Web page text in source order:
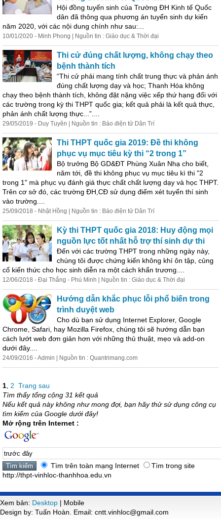
Hội đồng tuyển sinh của Trường ĐH Kinh tế Quốc
dân đã thông qua phương án tuyển sinh dự kiến
năm 2020, với các nội dung chính như sau:...
10/01/2020 - Minh Phong | Nguồn tin : Giáo dục & Thời đại
Thi cử đúng chất lượng, không chạy theo
bệnh thành tích
“Thi cử phải mang tính chất trung thực và phản ánh
đúng chất lượng dạy và học; Thanh Hóa không
chạy theo bệnh thành tích, không đặt nặng việc xếp thứ hạng đối với
các trường trong kỳ thi THPT quốc gia; kết quả phải là kết quả thực,
phản ánh chất lượng thực...”....
29/05/2019 - Duy Tuyên | Nguồn tin : Báo điện tử Dân Trí
Thi THPT quốc gia 2019: Đề thi không
phục vụ mục tiêu kỳ thi “2 trong 1”
Bộ trưởng Bộ GD&ĐT Phùng Xuân Nhạ cho biết,
năm tới, đề thi không phục vụ mục tiêu kì thi "2
trong 1" mà phục vụ đánh giá thực chất chất lượng dạy và học THPT.
Trên cơ sở đó, các trường ĐH,CĐ sử dụng điểm xét tuyển thí sinh
vào trường....
25/09/2018 - Nhật Hồng | Nguồn tin : Báo điện tử Dân Trí
Kỳ thi THPT quốc gia 2018: Huy động mọi
nguồn lực tốt nhất hỗ trợ thí sinh dự thi
Đến với các trường THPT trong những ngày này,
chúng tôi được chứng kiến không khí ôn tập, củng
cố kiến thức cho học sinh diễn ra một cách khẩn trương....
12/06/2018 - Đại Thắng - Phú Minh | Nguồn tin : Giáo dục & Thời đại
Hướng dẫn khắc phục lỗi phổ biến trong
trình duyệt web
Cho dù bạn sử dụng Internet Explorer, Google
Chrome, Safari, hay Mozilla Firefox, chúng tôi sẽ hướng dẫn bạn
cách lướt web đơn giản hơn với những thủ thuật, mẹo và add-on
dưới đây....
24/09/2016 - Admin | Nguồn tin : Quantrimang.com
1 2 Trang sau
Tìm thấy tổng cộng 31 kết quả
Nếu kết quả này không như mong đợi, bạn hãy thử sử dụng công cụ
tìm kiếm của Google dưới đây!
Mở rộng trên Internet :
Tìm trên toàn mạng Internet
Tìm trong site
http://thpt-vinhloc-thanhhoa.edu.vn
Xem bản: Desktop | Mobile
Design by: Tuấn Hoàn. Email: cntt.vinhloc@gmail.com